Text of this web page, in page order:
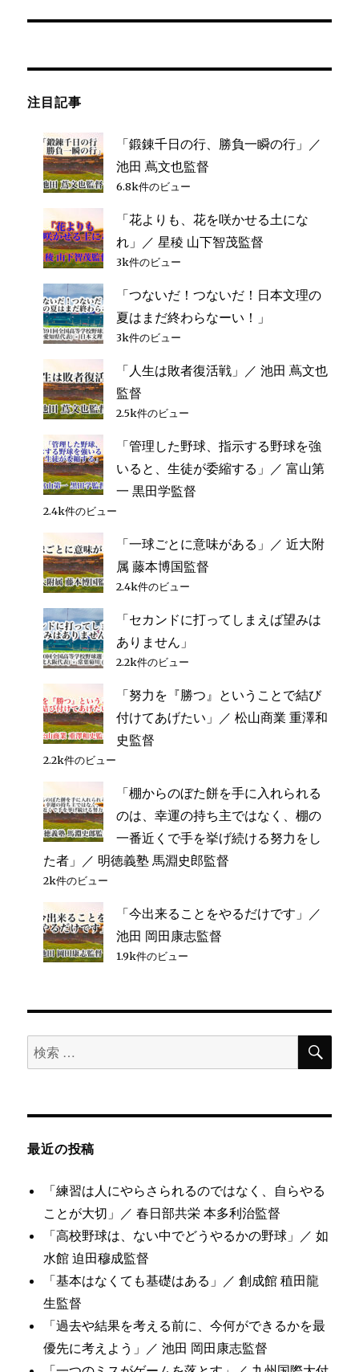
注目記事
「鍛錬千日の行、勝負一瞬の行」／
池田 蔦文也監督
6.8k件のビュー
「花よりも、花を咲かせる土にな
れ」／ 星稜 山下智茂監督
3k件のビュー
「つないだ！つないだ！日本文理の
夏はまだ終わらなーい！」
3k件のビュー
「人生は敗者復活戦」／ 池田 蔦文也
監督
2.5k件のビュー
「管理した野球、指示する野球を強
いると、生徒が委縮する」／ 富山第
一 黒田学監督
2.4k件のビュー
「一球ごとに意味がある」／ 近大附
属 藤本博国監督
2.4k件のビュー
「セカンドに打ってしまえば望みは
ありません」
2.2k件のビュー
「努力を『勝つ』ということで結び
付けてあげたい」／ 松山商業 重澤和
史監督
2.2k件のビュー
「棚からのぼた餅を手に入れられる
のは、幸運の持ち主ではなく、棚の
一番近くで手を挙げ続ける努力をし
た者」／ 明徳義塾 馬淵史郎監督
2k件のビュー
「今出来ることをやるだけです」／
池田 岡田康志監督
1.9k件のビュー
検
索
象:
検
最近の投稿
「練習は人にやらさられるのではなく、自らやる
ことが大切」／ 春日部共栄 本多利治監督
「高校野球は、ない中でどうやるかの野球」／ 如
水館 迫田穆成監督
「基本はなくても基礎はある」／ 創成館 稙田龍
生監督
「過去や結果を考える前に、今何ができるかを最
優先に考えよう」／ 池田 岡田康志監督